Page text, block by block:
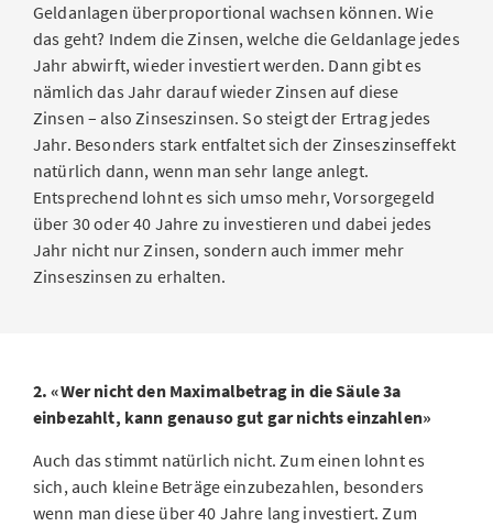
Geldanlagen überproportional wachsen können. Wie
das geht? Indem die Zinsen, welche die Geldanlage jedes
Jahr abwirft, wieder investiert werden. Dann gibt es
nämlich das Jahr darauf wieder Zinsen auf diese
Zinsen – also Zinseszinsen. So steigt der Ertrag jedes
Jahr. Besonders stark entfaltet sich der Zinseszinseffekt
natürlich dann, wenn man sehr lange anlegt.
Entsprechend lohnt es sich umso mehr, Vorsorgegeld
über 30 oder 40 Jahre zu investieren und dabei jedes
Jahr nicht nur Zinsen, sondern auch immer mehr
Zinseszinsen zu erhalten.
2. «Wer nicht den Maximalbetrag in die Säule 3a
einbezahlt, kann genauso gut gar nichts einzahlen»
Auch das stimmt natürlich nicht. Zum einen lohnt es
sich, auch kleine Beträge einzubezahlen, besonders
wenn man diese über 40 Jahre lang investiert. Zum